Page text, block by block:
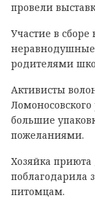
провели
Участие в
неравнодушные
родителями
Активисты
большие
пожеланиями.
Хозяйка
поблагодарила
питомцам.